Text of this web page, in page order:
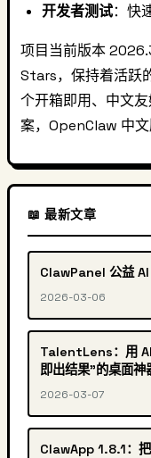
开发者测试：快
项目当前版本
Stars，保持着活跃
个开箱即用、中文
案，OpenClaw 中文
📖 最新文章
ClawPanel 公益
2026-03-06
TalentLens：用 AI
即出结果”的桌面神
2026-03-07
ClawApp 1.8.1：